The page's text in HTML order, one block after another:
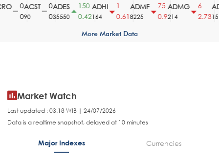
ACST
90
ADES
35550
150
0.42
ADHI
164
0.61
ADMF
8225
75
0.9
ADMG
214
2.731510
More Market Data
Market Watch
Last updated : 03.18 WIB | 24/07/2026
Data is a realtime snapshot, delayed at 10 minutes
Major Indexes Currencies